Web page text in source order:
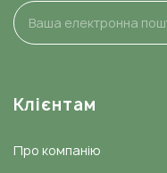
Клієнтам
Про компанію